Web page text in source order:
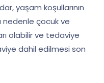
yaşam koşullarının
nedenle çocuk ve
olabilir ve tedaviye
dahil edilmesi son